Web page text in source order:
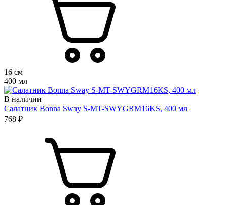
16 см
400 мл
В наличии
Салатник Bonna Sway S-MT-SWYGRM16KS, 400 мл
768 ₽